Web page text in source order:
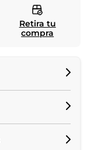
Retira tu
compra